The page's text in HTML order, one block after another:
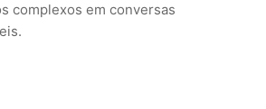
complexos em conversas